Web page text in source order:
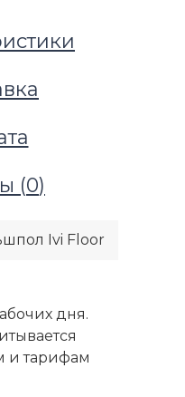
Н 30x30x537 мм,
(0)
Ivi Floor
дня.
и тарифам